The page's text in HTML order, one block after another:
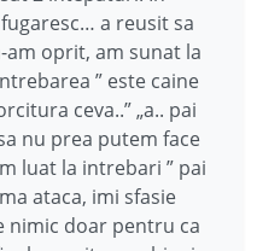
a reusit sa
oprit, am sunat la
” este caine
ceva..” „a.. pai
nu prea putem face
luat la intrebari ” pai
ataca, imi sfasie
nimic doar pentru ca